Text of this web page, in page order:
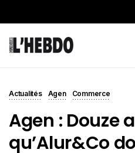
Actualités Agen Commerce
Agen : Douze
qu’Alur&Co